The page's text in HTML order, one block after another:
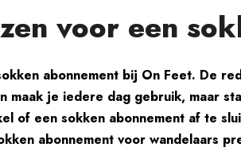
voor een
abonnement bij On Feet. De
maak je iedere dag gebruik, maar
of een sokken abonnement af te
abonnement voor wandelaars